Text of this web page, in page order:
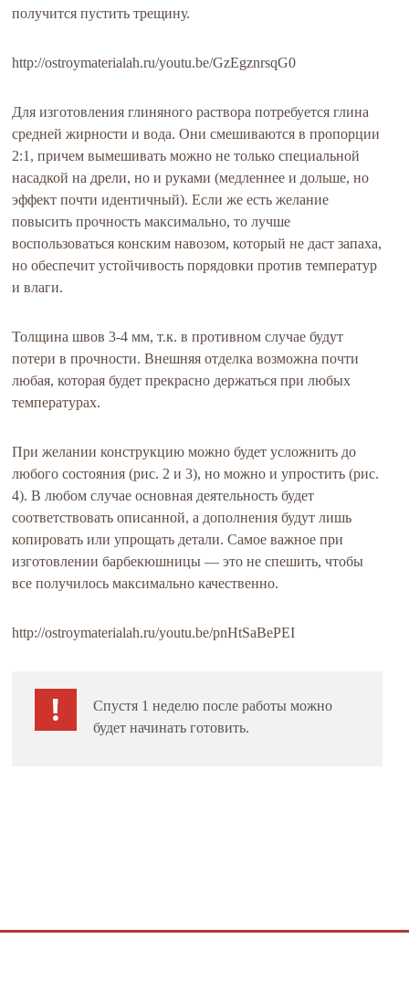
получится пустить трещину.
http://ostroymaterialah.ru/youtu.be/GzEgznrsqG0
Для изготовления глиняного раствора потребуется глина
средней жирности и вода. Они смешиваются в пропорции
2:1, причем вымешивать можно не только специальной
насадкой на дрели, но и руками (медленнее и дольше, но
эффект почти идентичный). Если же есть желание
повысить прочность максимально, то лучше
воспользоваться конским навозом, который не даст запаха,
но обеспечит устойчивость порядовки против температур
и влаги.
Толщина швов 3-4 мм, т.к. в противном случае будут
потери в прочности. Внешняя отделка возможна почти
любая, которая будет прекрасно держаться при любых
температурах.
При желании конструкцию можно будет усложнить до
любого состояния (рис. 2 и 3), но можно и упростить (рис.
4). В любом случае основная деятельность будет
соответствовать описанной, а дополнения будут лишь
копировать или упрощать детали. Самое важное при
изготовлении барбекюшницы — это не спешить, чтобы
все получилось максимально качественно.
http://ostroymaterialah.ru/youtu.be/pnHtSaBePEI
Спустя 1 неделю после работы можно
будет начинать готовить.